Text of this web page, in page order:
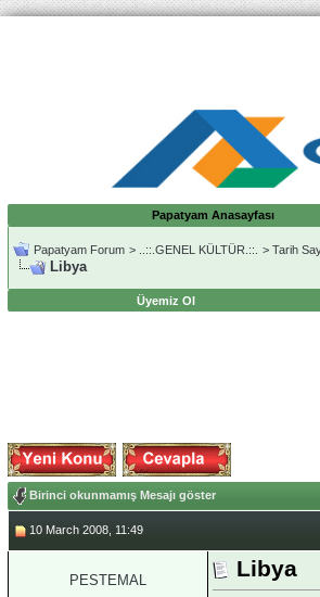
Papatyam Anasayfası
Papatyam Forum > ..::.GENEL KÜLTÜR.::. > Tarih
Libya
Üyemiz Ol
Birinci okunmamış Mesajı göster
10 March 2008, 11:49
PESTEMAL Libya